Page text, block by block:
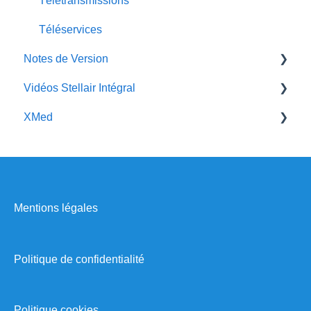
Téléservices
Notes de Version
Anciennes notes de version
Vidéos Stellair Intégral
Webinaires
XMed
Mentions légales
Politique de confidentialité